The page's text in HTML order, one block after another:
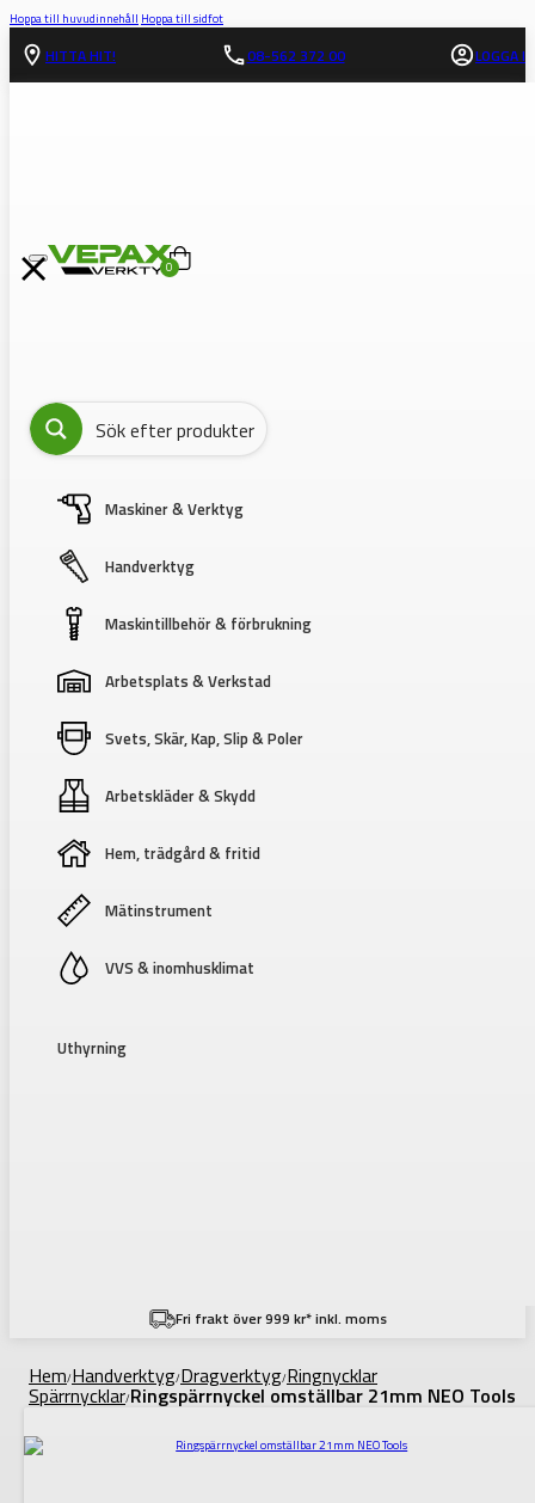
Hoppa till huvudinnehåll Hoppa till sidfot
HITTA HIT! 08-562 372 00 LOGGA IN
0
Maskiner & Verktyg
Handverktyg
Maskintillbehör & förbrukning
Arbetsplats & Verkstad
Svets, Skär, Kap, Slip & Poler
Arbetskläder & Skydd
Hem, trädgård & fritid
Mätinstrument
VVS & inomhusklimat
Uthyrning
Fri frakt över 999 kr* inkl. moms
Hem/Handverktyg/Dragverktyg/Ringnycklar
Spärrnycklar/Ringspärrnyckel omställbar 21mm NEO Tools